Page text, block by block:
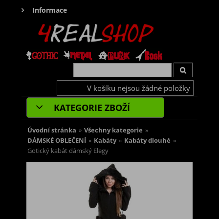
Informace
V košíku nejsou žádné položky
KATEGORIE ZBOŽÍ
Úvodní stránka » Všechny kategorie »
DÁMSKÉ OBLEČENÍ » Kabáty » Kabáty dlouhé »
Gotický kabát dámský Elegy